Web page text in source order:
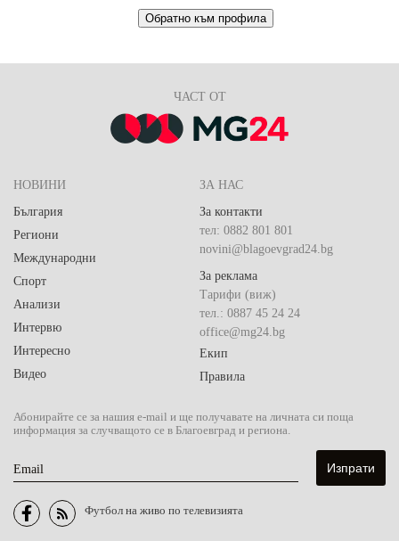
Обратно към профила
ЧАСТ ОТ
НОВИНИ
България
Региони
Международни
Спорт
Анализи
Интервю
Интересно
Видео
ЗА НАС
За контакти
тел: 0882 801 801
novini@blagoevgrad24.bg
За реклама
Тарифи (виж)
тел.: 0887 45 24 24
office@mg24.bg
Екип
Правила
Абонирайте се за нашия e-mail и ще получавате на личната си поща
информация за случващото се в Благоевград и региона.
Email
Футбол на живо по телевизията